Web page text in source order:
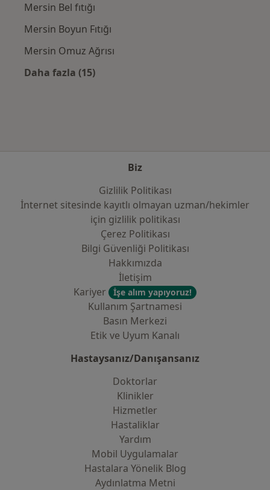
Mersin Bel fıtığı
Mersin Boyun Fıtığı
Mersin Omuz Ağrısı
Daha fazla (15)
Biz
Gizlilik Politikası
İnternet sitesinde kayıtlı olmayan uzman/hekimler
i̇çin gizlilik politikası
Çerez Politikası
Bilgi Güvenliği Politikası
Hakkımızda
İletişim
Kariyer
İşe alım yapıyoruz!
Kullanım Şartnamesi
Basın Merkezi
Etik ve Uyum Kanalı
Hastaysanız/Danışansanız
Doktorlar
Klinikler
Hizmetler
Hastaliklar
Yardım
Mobil Uygulamalar
Hastalara Yönelik Blog
Aydınlatma Metni